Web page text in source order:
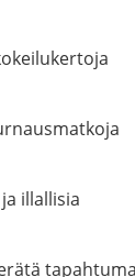
illallisia